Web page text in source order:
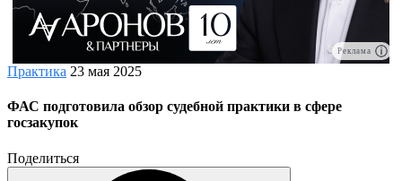
Реклама
Практика 23 мая 2025
ФАС подготовила обзор судебной практики в сфере
госзакупок
Поделиться